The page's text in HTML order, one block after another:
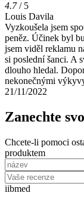
4.7/ 5
Louis Davila
Vyzkoušela jsem
peněz. Účinek byl
jsem viděl reklamu
si poslední šanci. A
dlouho hledal.
nekonečnými
21/11/2022
Zanechte
Chcete-li pomoci
produktem
iibmed